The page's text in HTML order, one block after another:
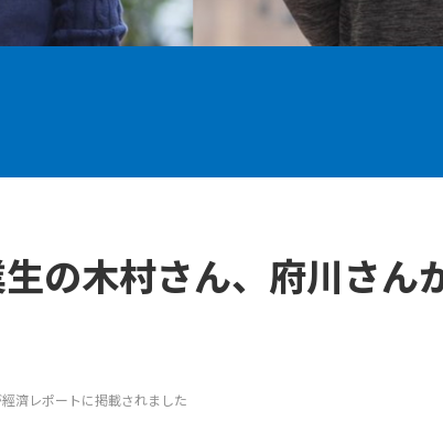
の木村さん、府川さん
濟レポートに掲載されました